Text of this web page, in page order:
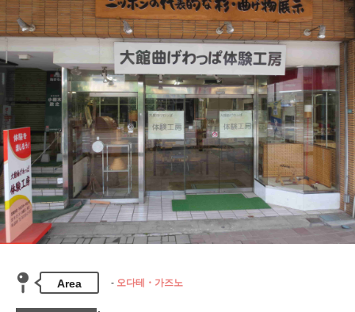
Area 오다테・가즈노